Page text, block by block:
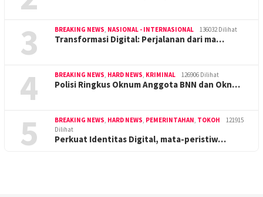
3 BREAKING NEWS, NASIONAL - INTERNASIONAL 136032 Dilihat
Transformasi Digital: Perjalanan dari ma…
4 BREAKING NEWS, HARD NEWS, KRIMINAL 126906 Dilihat
Polisi Ringkus Oknum Anggota BNN dan Okn…
5 BREAKING NEWS, HARD NEWS, PEMERINTAHAN, TOKOH
121915
Dilihat
Perkuat Identitas Digital, mata-peristiw…